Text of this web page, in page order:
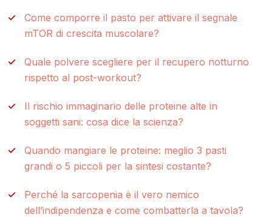
Come comporre il pasto per attivare il segnale
mTOR di crescita muscolare?
Quale polvere scegliere per il recupero notturno
rispetto al post-workout?
Il rischio immaginario delle proteine alte in
soggetti sani: cosa dice la scienza?
Quando mangiare le proteine: meglio 3 pasti
grandi o 5 piccoli per la sintesi costante?
Perché la sarcopenia è il vero nemico
dell’indipendenza e come combatterla a tavola?